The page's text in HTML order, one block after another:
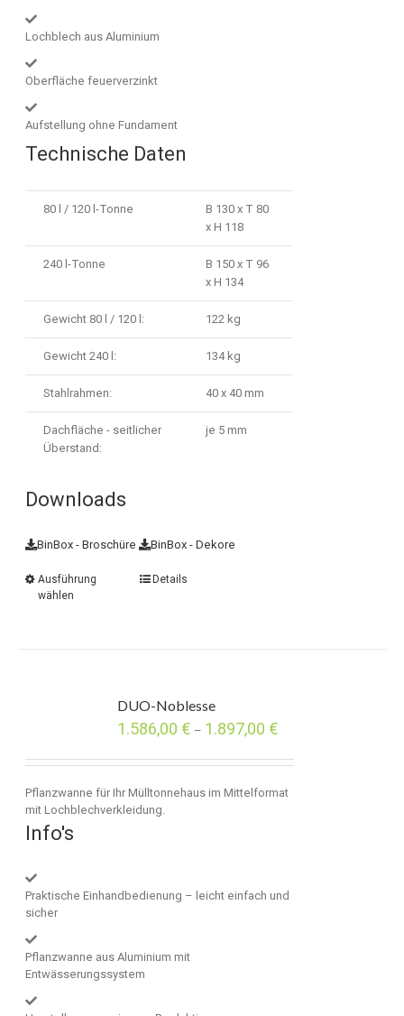
Lochblech aus Aluminium
Oberfläche feuerverzinkt
Aufstellung ohne Fundament
Technische Daten
80 l / 120 l-Tonne
B 130 x T 80
x H 118
240 l-Tonne
B 150 x T 96
x H 134
Gewicht 80 l / 120 l: 122 kg
Gewicht 240 l: 134 kg
Stahlrahmen: 40 x 40 mm
Dachfläche - seitlicher
Überstand:
je 5 mm
Downloads
BinBox - Broschüre BinBox - Dekore
Ausführung
wählen
Details
DUO-Noblesse
1.586,00 € – 1.897,00 €
Pflanzwanne für Ihr Mülltonnehaus im Mittelformat
mit Lochblechverkleidung.
Info's
Praktische Einhandbedienung – leicht einfach und
sicher
Pflanzwanne aus Aluminium mit
Entwässerungssystem